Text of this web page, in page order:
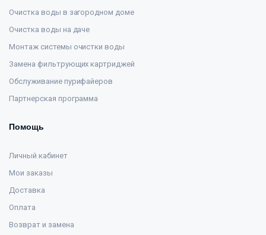
Очистка воды в загородном доме
Очистка воды на даче
Монтаж системы очистки воды
Замена фильтрующих картриджей
Обслуживание пурифайеров
Партнерская программа
Помощь
Личный кабинет
Мои заказы
Доставка
Оплата
Возврат и замена